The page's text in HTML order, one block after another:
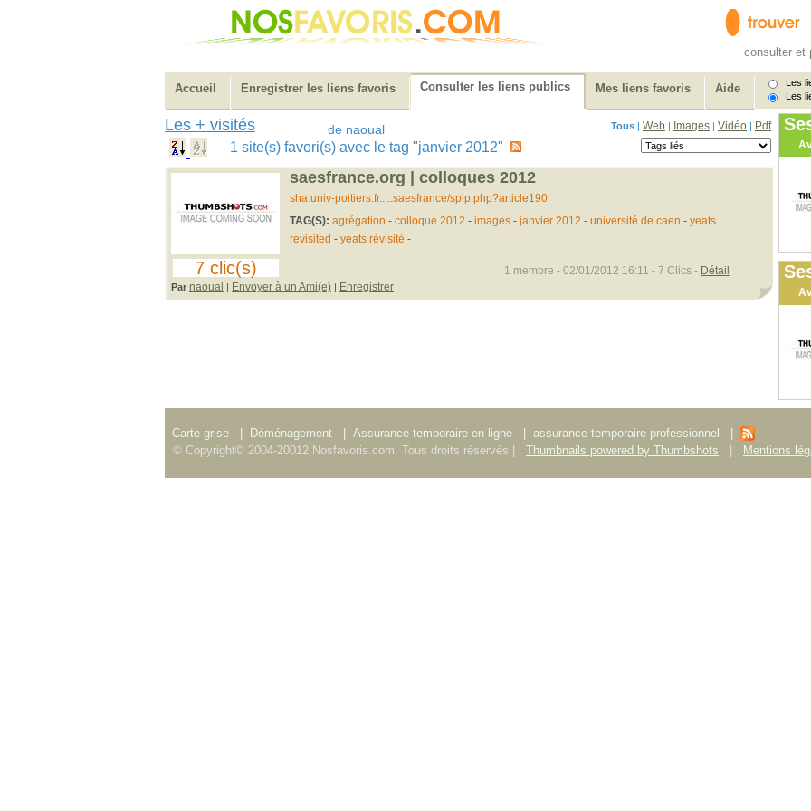
consulter et
Accueil Enregistrer les liens favoris Consulter les liens publics Mes liens favoris Aide
Les
Les
Les + visités de naoual Tous | Web | Images | Vidéo | Pdf
1 site(s) favori(s) avec le tag "janvier 2012"
7 clic(s)
saesfrance.org | colloques 2012
sha.univ-poitiers.fr.....saesfrance/spip.php?article190
TAG(S): agrégation - colloque 2012 - images- janvier 2012 - université de caen - yeats
revisited - yeats révisité -
Par naoual | Envoyer à un Ami(e) | Enregistrer
1 membre - 02/01/2012 16:11 - 7 Clics - Détail
Carte grise Déménagement Assurance temporaire en ligne assurance temporaire professionnel
© Copyright© 2004-20012 Nosfavoris.com. Tous droits réservés |
Thumbnails powered by Thumbshots Mentions